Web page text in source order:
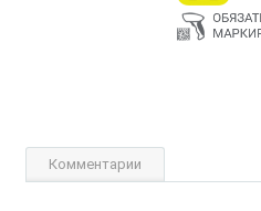
Комментарии